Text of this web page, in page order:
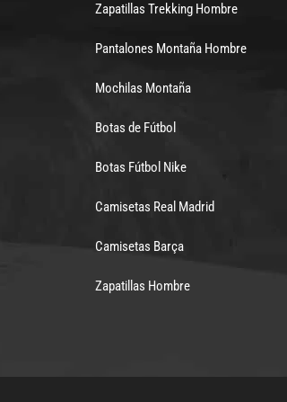
Zapatillas Trekking Hombre
Pantalones Montaña Hombre
Mochilas Montaña
Botas de Fútbol
Botas Fútbol Nike
Camisetas Real Madrid
Camisetas Barça
Zapatillas Hombre